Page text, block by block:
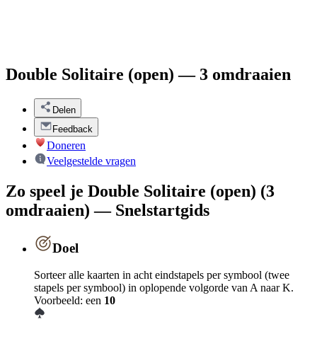
Double Solitaire (open) — 3 omdraaien
Delen
Feedback
Doneren
Veelgestelde vragen
Zo speel je Double Solitaire (open) (3
omdraaien) — Snelstartgids
Doel
Sorteer alle kaarten in acht eindstapels per symbool (twee
stapels per symbool) in oplopende volgorde van A naar K.
Voorbeeld: een 10